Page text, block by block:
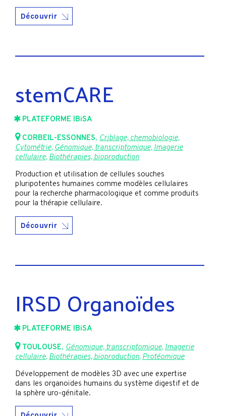
Découvrir
stemCARE
PLATEFORME IBiSA
CORBEIL-ESSONNES, Criblage, chemobiologie,
Cytométrie,Génomique, transcriptomique,Imagerie
cellulaire,Biothérapies, bioproduction
Production et utilisation de cellules souches
pluripotentes humaines comme modèles cellulaires
pour la recherche pharmacologique et comme produits
pour la thérapie cellulaire.
Découvrir
IRSD Organoïdes
PLATEFORME IBiSA
TOULOUSE, Génomique, transcriptomique,Imagerie
cellulaire,Biothérapies, bioproduction,Protéomique
Développement de modèles 3D avec une expertise
dans les organoïdes humains du système digestif et de
la sphère uro-génitale.